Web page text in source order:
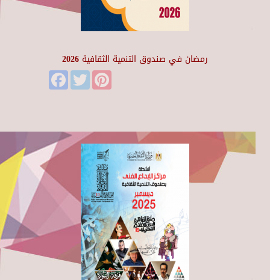
رمضان في صندوق التنمية الثقافية 2026
FacebookTwitter